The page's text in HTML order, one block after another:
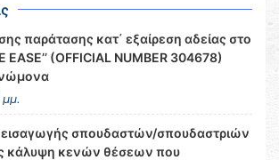
παράτασης κατ΄ εξαίρεση αδείας στο
EASE’’ (OFFICIAL NUMBER 304678)
σπουδαστών/σπουδαστριών
κάλυψη κενών θέσεων που